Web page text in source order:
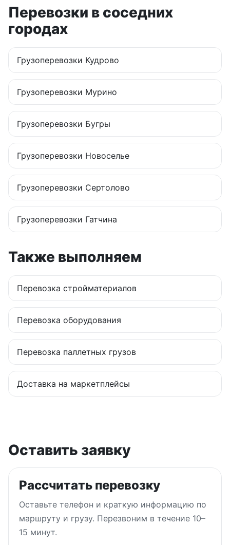
Перевозки в соседних
городах
Грузоперевозки Кудрово
Грузоперевозки Мурино
Грузоперевозки Бугры
Грузоперевозки Новоселье
Грузоперевозки Сертолово
Грузоперевозки Гатчина
Также выполняем
Перевозка стройматериалов
Перевозка оборудования
Перевозка паллетных грузов
Доставка на маркетплейсы
Оставить заявку
Рассчитать перевозку
Оставьте телефон и краткую информацию по
маршруту и грузу. Перезвоним в течение 10–
15 минут.